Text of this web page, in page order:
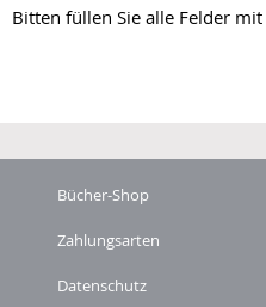
Bitten füllen Sie alle Felder mit
Bücher-Shop
Zahlungsarten
Datenschutz